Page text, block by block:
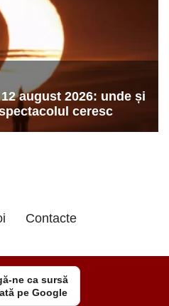
Contacte
ne ca sursă
pe Google